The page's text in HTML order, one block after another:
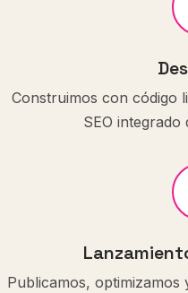
Construimos con código
SEO integrado
Publicamos,